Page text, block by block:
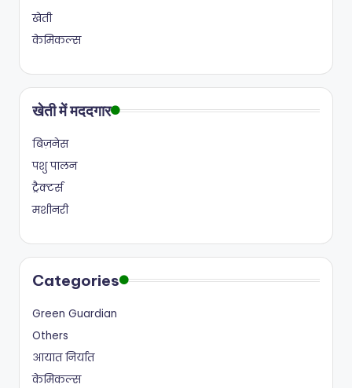
खेती
केमिकल्स
खेती में मददगार
बिज़नेस
पशु पालन
ट्रैक्टर्स
मशीनरी
Categories
Green Guardian
Others
आयात निर्यात
केमिकल्स